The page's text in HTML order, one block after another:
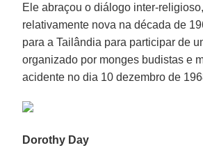
Ele abraçou o diálogo inter-
relativamente nova na década de
para a Tailândia para participar de
organizado por monges budistas e
acidente no dia 10 dezembro de
Dorothy Day